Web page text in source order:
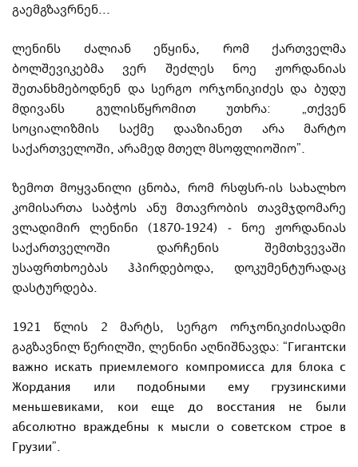
გაემგზავრნენ...
ლენინს ძალიან ეწყინა, რომ ქართველმა
ბოლშევიკებმა ვერ შეძლეს ნოე ჟორ­და­ნი­ას
შეთანხმებოდნენ და სერგო ორჯონიკიძეს და ბუდუ
მდივანს გულისწყ­რო­მით უთ­ხრა: „თქვენ
სოციალიზმის საქმე დააზიანეთ არა მარტო
საქართველოში, არამედ მთელ მსოფლიოშიო”.
ზემოთ მოყვანილი ცნობა, რომ რსფსრ-ის სა­ხალ­ხო
კომი­სა­რთა საბჭოს ანუ მთა­ვ­­რო­ბის თავმჯდომარე
ვლადიმირ ლენინი (1870-1924) -
ნოე ჟორ­დანიას
საქართველოში დარჩენის შემთხვევაში
უსაფრთხოებას ჰპირდებოდა, დოკუ­მენ­ტუ­რადაც
დასტურდება.
1921 წლის 2 მარტს, სერგო ორჯონიკიძისადმი
გაგზავნილ წერილ­ში, ლენინი აღ­ნიშ­ნა­ვდა: “Гигантски
важно искать приемлемого компромисса для блока с
Жордания
или подобными ему
грузинскими
меньшевиками, кои еще до восстания не
были
абсолютно враждебны к мысли о советском строе в
Грузии”.